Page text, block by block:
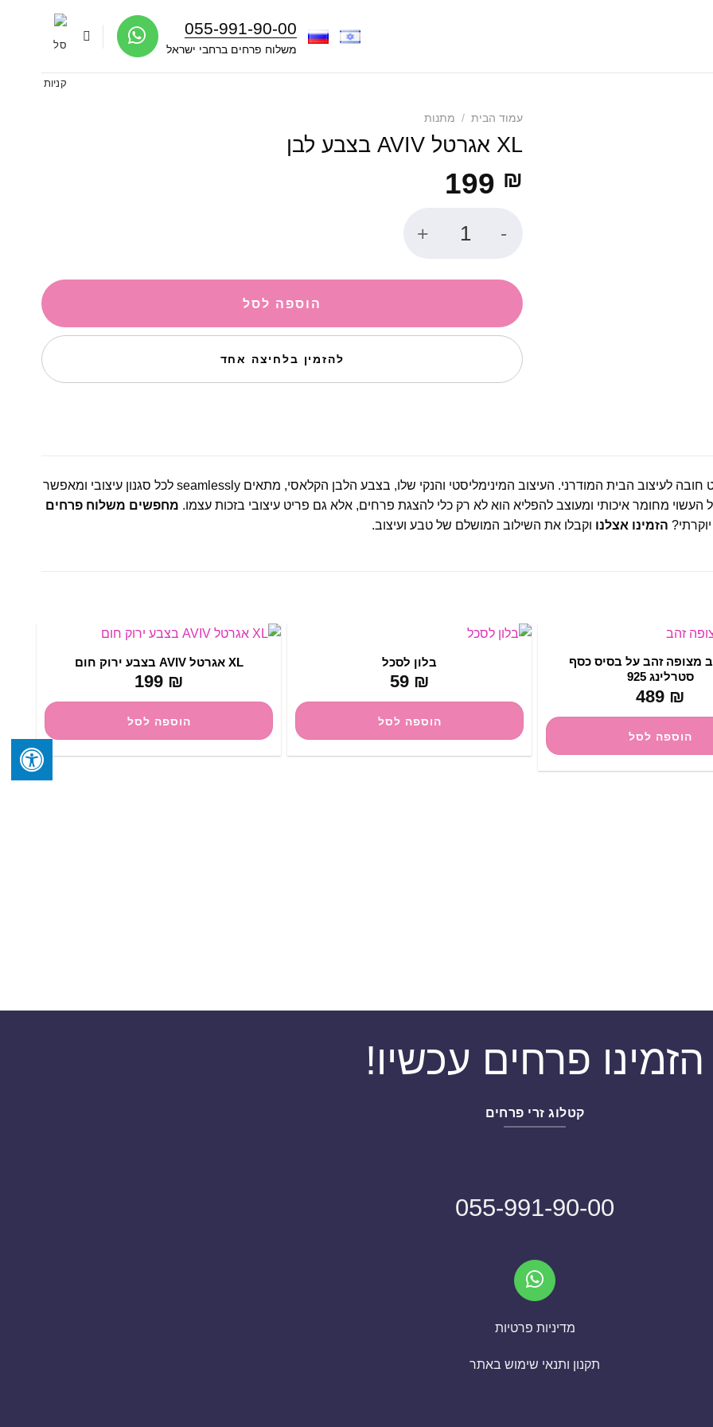
055-991-90-00
משלוח פרחים ברחבי ישראל
עמוד הבית / מתנות
XL אגרטל AVIV בצבע לבן
199 ₪
כמות של XL אגרטל AVIV בצבע לבן
הוספה לסל
להזמין בלחיצה אחד
הוא פריט חובה לעיצוב הבית המודרני. העיצוב המינימליסטי והנקי שלו, בצבע הלבן הקלאסי, מתאים seamlessly לכל סגנון עיצובי ומאפשר
מחומר איכותי ומעוצב להפליא הוא לא רק כלי להצגת פרחים, אלא גם פריט עיצובי בזכות עצמו. מחפשים משלוח פרחים
הזמינו אצלנו וקבלו את השילוב המושלם של טבע ועיצוב.
מצופה זהב על בסיס כסף
סטרלינג 925
489 ₪
הוספה לסל
בלון לסכל
59 ₪
הוספה לסל
XL אגרטל AVIV בצבע ירוק חום
199 ₪
הוספה לסל
הזמינו פרחים עכשיו!
קטלוג זרי פרחים
055-991-90-00
מדיניות פרטיות
תקנון ותנאי שימוש באתר